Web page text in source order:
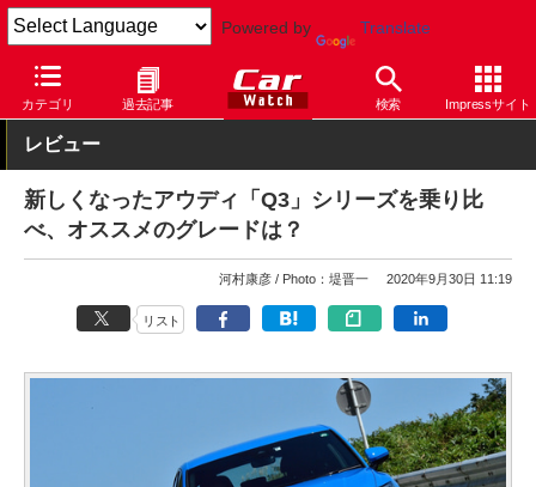
Powered by Translate
カテゴリ 過去記事 検索 Impressサイト
Car Watch 自動車 アウディ Q3
レビュー
新しくなったアウディ「Q3」シリーズを乗り比
べ、オススメのグレードは？
河村康彦 Photo：堤晋一 2020年9月30日 11:19
リスト